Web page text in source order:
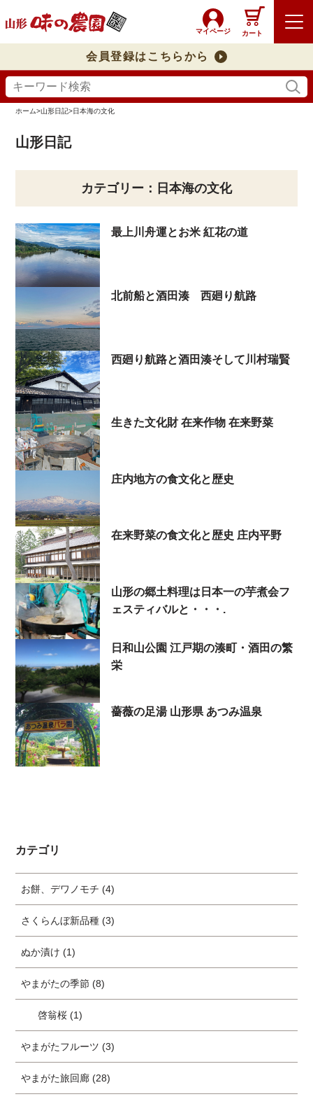
マイページ カート
会員登録はこちらから
ホーム>山形日記>日本海の文化
山形日記
カテゴリー：日本海の文化
最上川舟運とお米 紅花の道
北前船と酒田湊 西廻り航路
西廻り航路と酒田湊そして川村瑞賢
生きた文化財 在来作物 在来野菜
庄内地方の食文化と歴史
在来野菜の食文化と歴史 庄内平野
山形の郷土料理は日本一の芋煮会フ
ェスティバルと・・・.
日和山公園 江戸期の湊町・酒田の繁
栄
薔薇の足湯 山形県 あつみ温泉
カテゴリ
お餅、デワノモチ (4)
さくらんぼ新品種 (3)
ぬか漬け (1)
やまがたの季節 (8)
啓翁桜 (1)
やまがたフルーツ (3)
やまがた旅回廊 (28)